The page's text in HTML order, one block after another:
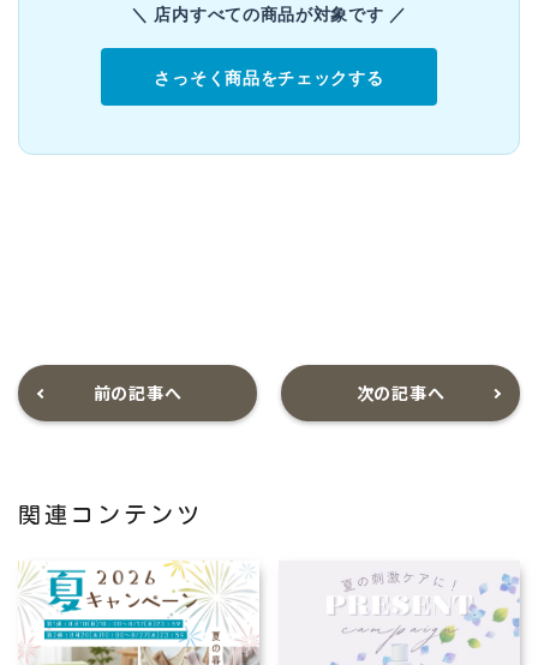
＼ 店内すべての商品が対象です ／
さっそく商品をチェックする
前の記事へ 次の記事へ
関連コンテンツ